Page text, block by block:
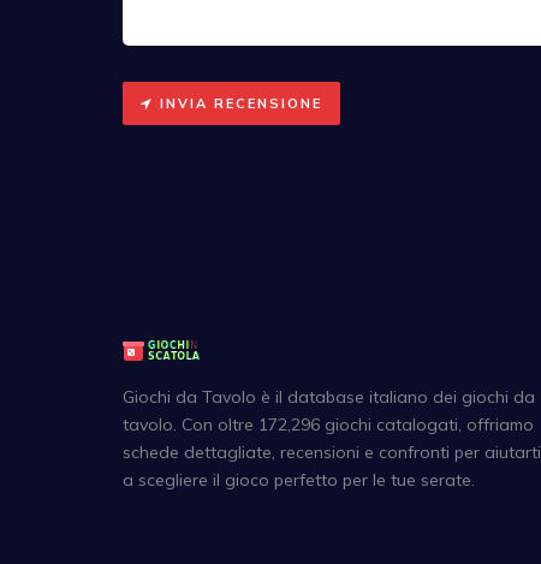
INVIA RECENSIONE
Giochi da Tavolo è il database italiano dei giochi da
tavolo. Con oltre 172,296 giochi catalogati, offriamo
schede dettagliate, recensioni e confronti per aiutarti
a scegliere il gioco perfetto per le tue serate.